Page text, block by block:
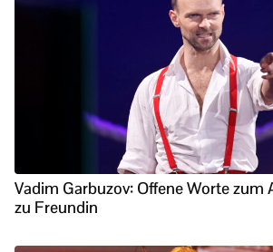
Vadim Garbuzov: Offene Worte zum
zu Freundin